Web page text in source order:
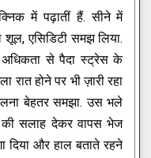
में पढ़ातीं हैं. सीने में
एसिडिटी समझ लिया.
अधिकता से पैदा स्ट्रेस के
रात होने पर भी ज़ारी रहा
बेहतर समझा. उस भले
सलाह देकर वापस भेज
दिया और हाल बताते रहने